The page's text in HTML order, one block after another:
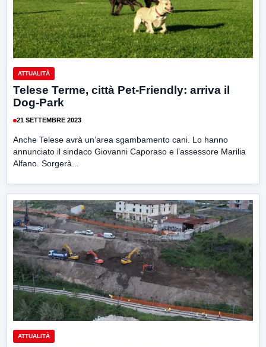
ATTUALITÀ
Telese Terme, città Pet-Friendly: arriva il
Dog-Park
21 SETTEMBRE 2023
Anche Telese avrà un’area sgambamento cani. Lo hanno
annunciato il sindaco Giovanni Caporaso e l’assessore Marilia
Alfano. Sorgerà...
ATTUALITÀ